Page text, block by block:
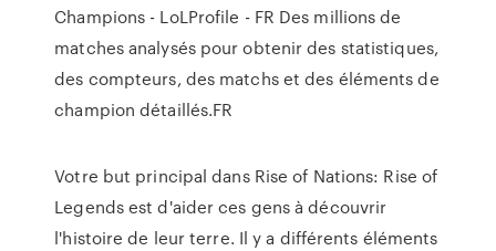
Champions - LoLProfile - FR Des millions de
matches analysés pour obtenir des statistiques,
des compteurs, des matchs et des éléments de
champion détaillés.FR
Votre but principal dans Rise of Nations: Rise of
Legends est d'aider ces gens à découvrir
l'histoire de leur terre. Il y a différents éléments